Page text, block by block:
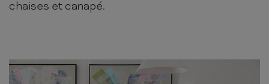
chaises et canapé.